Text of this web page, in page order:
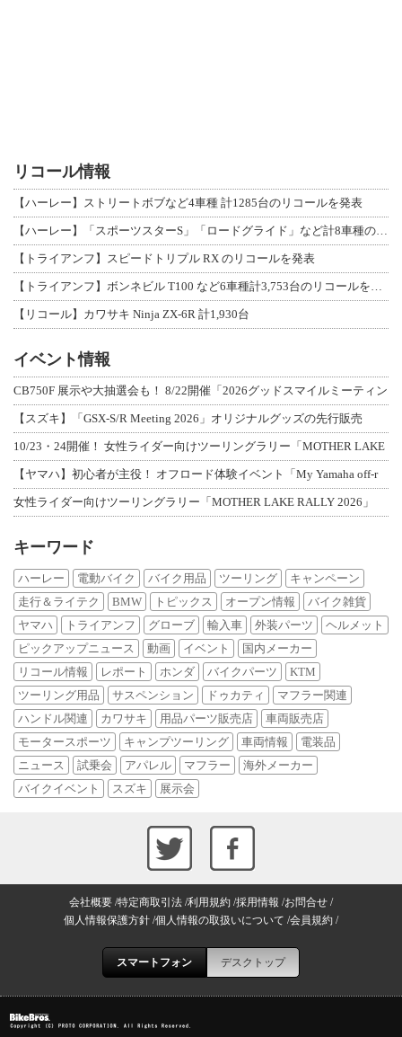
リコール情報
【ハーレー】ストリートボブなど4車種 計1285台のリコールを発表
【トライアンフ】スピードトリプル RX のリコールを発表
【リコール】カワサキ Ninja ZX-6R 計1,930台
イベント情報
CB750F 展示や大抽選会も！ 8/22開催「2026グッドスマイルミーティン
【スズキ】「GSX-S/R Meeting 2026」オリジナルグッズの先行販売
10/23・24開催！ 女性ライダー向けツーリングラリー「MOTHER LAKE
【ヤマハ】初心者が主役！ オフロード体験イベント「My Yamaha off-r
女性ライダー向けツーリングラリー「MOTHER LAKE RALLY 2026」
キーワード
ハーレー 電動バイク バイク用品 ツーリング
キャンペーン
走行＆ライテク
BMW トピックス オープン情報
バイク雑貨
ヤマハ
トライアンフ グローブ 輸入車 外装パーツ
ヘルメット
ピックアップニュース
動画 イベント
国内メーカー
リコール情報
レポート ホンダ バイクパーツ
KTM
ツーリング用品
サスペンション ドゥカティ
マフラー関連
ハンドル関連
カワサキ 用品パーツ販売店
車両販売店
モータースポーツ
キャンプツーリング 車両情報
電装品
ニュース
試乗会 アパレル マフラー
海外メーカー
バイクイベント
スズキ 展示会
会社概要 特定商取引法 利用規約 採用情報 お問合せ
個人情報保護方針 個人情報の取扱いについて 会員規約
スマートフォン デスクトップ